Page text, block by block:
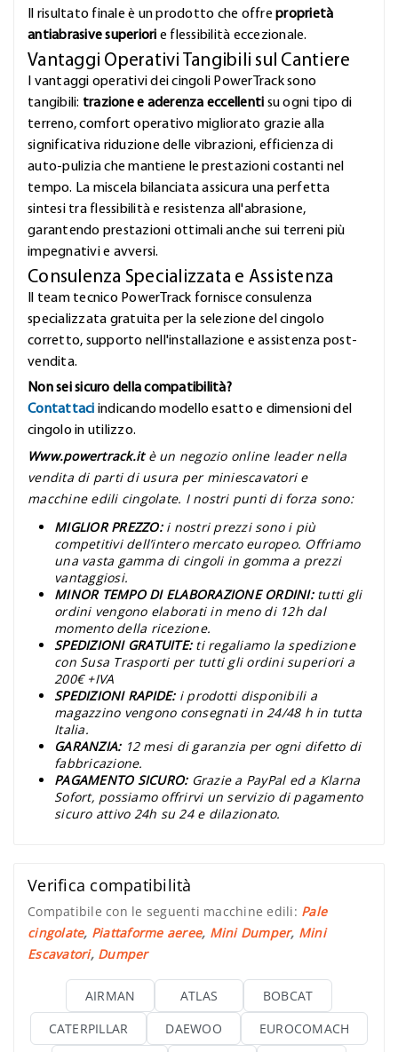
Il risultato finale è un prodotto che offreproprietà
antiabrasive superiori e flessibilità eccezionale.
Vantaggi Operativi Tangibili sul Cantiere
I vantaggi operativi dei cingoli PowerTrack sono
tangibili: trazione e aderenza eccellenti su ogni tipo di
terreno, comfort operativo migliorato grazie alla
significativa riduzione delle vibrazioni, efficienza di
auto-pulizia che mantiene le prestazioni costanti nel
tempo. La miscela bilanciata assicura una perfetta
sintesi tra flessibilità e resistenza all'abrasione,
garantendo prestazioni ottimali anche sui terreni più
impegnativi e avversi.
Consulenza Specializzata e Assistenza
Il team tecnico PowerTrack fornisce consulenza
specializzata gratuita per la selezione del cingolo
corretto, supporto nell'installazione e assistenza post-
vendita.
Non sei sicuro della compatibilità?
Contattaci indicando modello esatto e dimensioni del
cingolo in utilizzo.
Www.powertrack.it è un negozio online leader nella
vendita di parti di usura per miniescavatori e
macchine edili cingolate. I nostri punti di forza sono:
MIGLIOR PREZZO: i nostri prezzi sono i più
competitivi dell’intero mercato europeo. Offriamo
una vasta gamma di cingoli in gomma a prezzi
vantaggiosi.
MINOR TEMPO DI ELABORAZIONE ORDINI: tutti gli
ordini vengono elaborati in meno di 12h dal
momento della ricezione.
SPEDIZIONI GRATUITE: ti regaliamo la spedizione
con Susa Trasporti per tutti gli ordini superiori a
200€ +IVA
SPEDIZIONI RAPIDE: i prodotti disponibili a
magazzino vengono consegnati in 24/48 h in tutta
Italia.
GARANZIA: 12 mesi di garanzia per ogni difetto di
fabbricazione.
PAGAMENTO SICURO: Grazie a PayPal ed a Klarna
Sofort, possiamo offrirvi un servizio di pagamento
sicuro attivo 24h su 24 e dilazionato.
Verifica compatibilità
Compatibile con le seguenti macchine edili: Pale
cingolate, Piattaforme aeree, Mini Dumper, Mini
Escavatori, Dumper
AIRMAN ATLAS
BOBCAT
CATERPILLAR
DAEWOO
EUROCOMACH